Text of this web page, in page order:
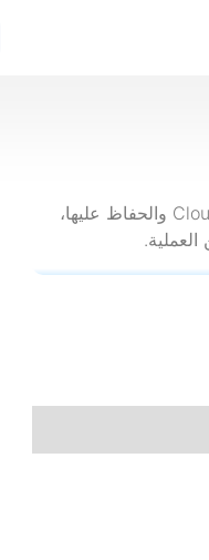
وهي مهندسة ضمان الجودة في CloudSek وهي مسؤولة عن تقييم جودة المنتج الرئيسي لـ CloudSek والحفاظ عليها،